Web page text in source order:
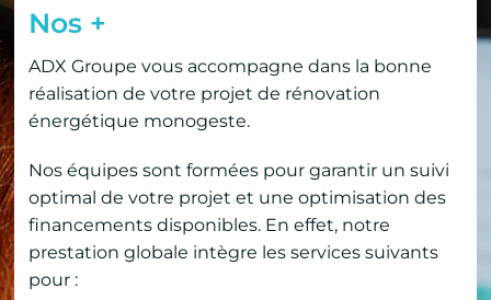
Nos +
ADX Groupe vous accompagne dans la bonne
réalisation de votre projet de rénovation
énergétique monogeste.
Nos équipes sont formées pour garantir un suivi
optimal de votre projet et une optimisation des
financements disponibles. En effet, notre
prestation globale intègre les services suivants
pour :